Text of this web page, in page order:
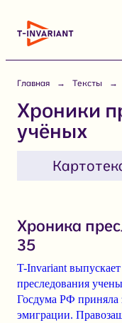
Главная Тексты
Хроники
учёных
Хроника
35
T-Invariant
преследования
Госдума РФ приняла
эмиграции.